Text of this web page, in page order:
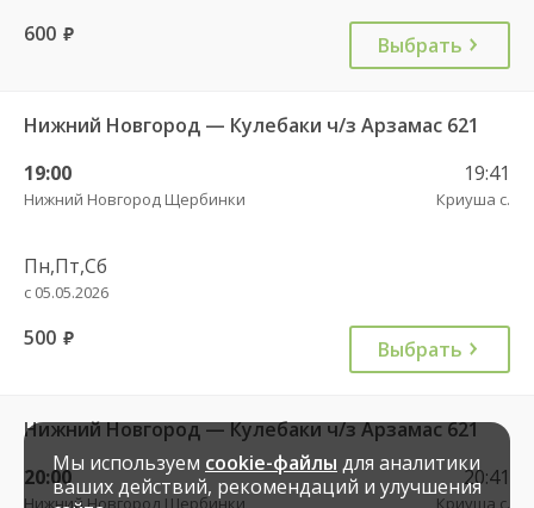
600 руб. Выбрать
Нижний Новгород — Кулебаки ч/з Арзамас 621
19:00
Нижний Новгород Щербинки
19:41
Криуша с.
Пн,Пт,Сб
с 05.05.2026
500 руб. Выбрать
Нижний Новгород — Кулебаки ч/з Арзамас 621
20:00
Нижний Новгород Щербинки
20:41
Криуша с.
Мы используем cookie-файлы для аналитики
ваших действий, рекомендаций и улучшения